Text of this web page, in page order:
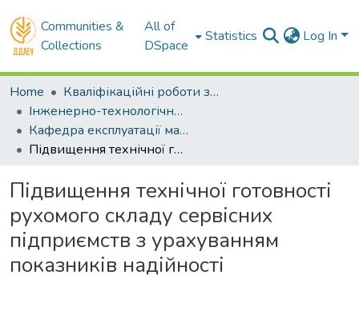
Communities &
Collections
All of
DSpace
Statistics Log In
Home
Кваліфікаційні роботи здобувачів вищої освіти
Інженерно-технологічний факультет
Кафедра експлуатації машинно-тракторного парку . Магістри
Підвищення технічної готовності рухомого складу сервісних підприємств з урахуванням показників надійності
Підвищення технічної готовності
рухомого складу сервісних
підприємств з урахуванням
показників надійності